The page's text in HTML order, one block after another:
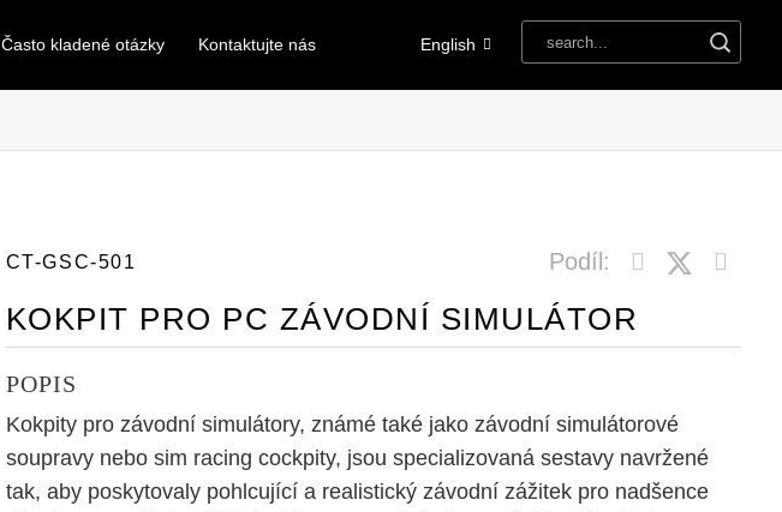
Často kladené otázky Kontaktujte nás English
CT-GSC-501 Podíl:
KOKPIT PRO PC ZÁVODNÍ SIMULÁTOR
POPIS
Kokpity pro závodní simulátory, známé také jako závodní simulátorové
soupravy nebo sim racing cockpity, jsou specializovaná sestavy navržené
tak, aby poskytovaly pohlcující a realistický závodní zážitek pro nadšence